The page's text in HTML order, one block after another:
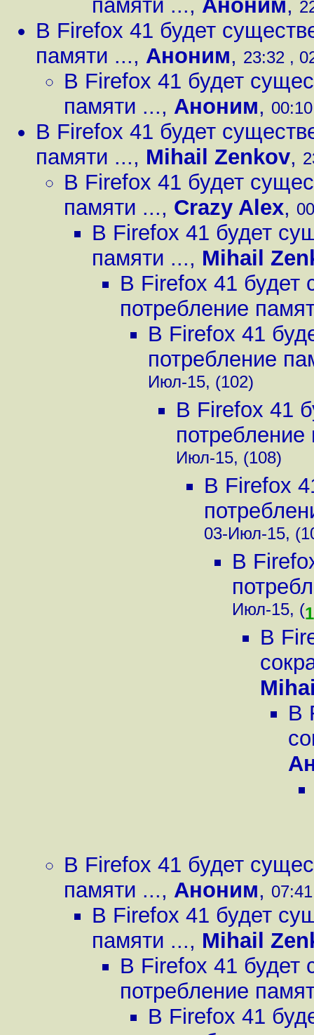
памяти ..., Аноним,
В Firefox 41 будет
памяти ..., Аноним, 23:32 ,
В Firefox 41 будет
памяти ..., Аноним,
В Firefox 41 будет
памяти ..., Mihail Zenkov,
В Firefox 41 будет
памяти ..., Crazy Alex,
В Firefox 41 будет
памяти ..., Mihail
В Firefox 41 будет
потребление
В Firefox 41
потребление
Июл-15, (102)
В Firefox 41
Июл-15, (108)
В Firefox
03-Июл-15,
В
Июл-15, (
В
В
В Firefox 41 будет
памяти ..., Аноним,
В Firefox 41 будет
памяти ..., Mihail
В Firefox 41 будет
потребление
В Firefox 41